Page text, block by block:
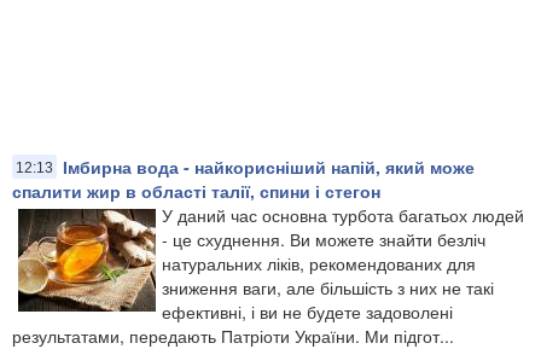
12:13
Імбирна вода - найкорисніший напій, який може
спалити жир в області талії, спини і стегон
У даний час основна турбота багатьох людей
- це схуднення. Ви можете знайти безліч
натуральних ліків, рекомендованих для
зниження ваги, але більшість з них не такі
ефективні, і ви не будете задоволені
результатами, передають Патріоти України. Ми підгот...